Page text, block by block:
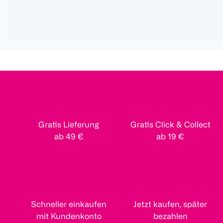
Gratis Lieferung
ab 49 €
Gratis Click & Collect
ab 19 €
Schneller einkaufen
mit Kundenkonto
Jetzt kaufen, später
bezahlen